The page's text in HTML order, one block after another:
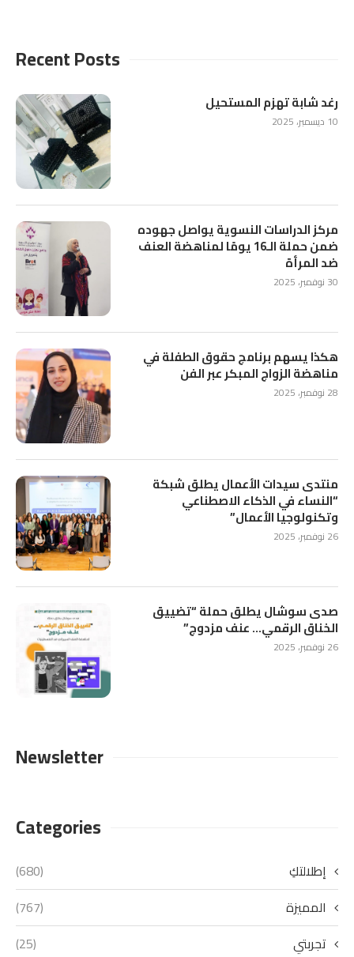
Recent Posts
رغد شابة تهزم المستحيل
10 ديسمبر، 2025
مركز الدراسات النسوية يواصل جهوده
ضمن حملة الـ16 يومًا لمناهضة العنف
ضد المرأة
30 نوفمبر، 2025
هكذا يسهم برنامج حقوق الطفلة في
مناهضة الزواج المبكر عبر الفن
28 نوفمبر، 2025
منتدى سيدات الأعمال يطلق شبكة
“النساء في الذكاء الاصطناعي
وتكنولوجيا الأعمال”
26 نوفمبر، 2025
صدى سوشال يطلق حملة “تضييق
الخناق الرقمي… عنف مزدوج”
26 نوفمبر، 2025
Newsletter
Categories
إطلالتكِ
(680)
المميزة
(767)
تجربتي
(25)